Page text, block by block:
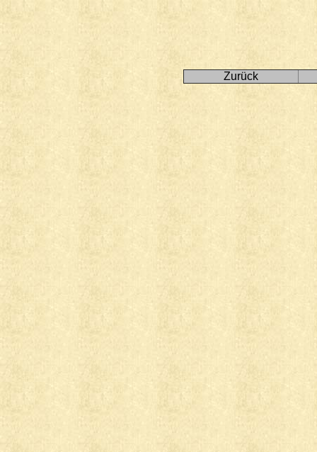
Zurück